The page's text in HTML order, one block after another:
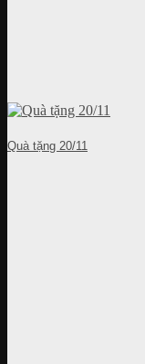
Quà tặng 20/11